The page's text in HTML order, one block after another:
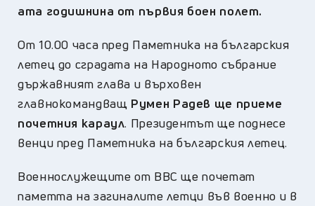
ата годишнина от първия боен полет.
От 10.00 часа пред Паметника на българския
летец до сградата на Народното събрание
държавният глава и върховен
главнокомандващ Румен Радев ще приеме
почетния караул. Президентът ще поднесе
венци пред Паметника на българския летец.
Военнослужещите от ВВС ще почетат
паметта на загиналите летци във военно и в